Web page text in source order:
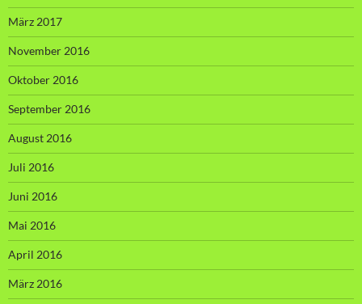
März 2017
November 2016
Oktober 2016
September 2016
August 2016
Juli 2016
Juni 2016
Mai 2016
April 2016
März 2016